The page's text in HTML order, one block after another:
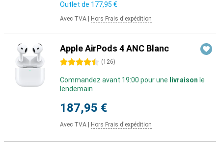
Outlet de 177,95 €
Avec TVA Hors Frais d'expédition
Apple AirPods 4 ANC Blanc
4.5 étoiles (126)
Commandez avant 19:00 pour une livraison le
lendemain
187,95 €
Avec TVA Hors Frais d'expédition